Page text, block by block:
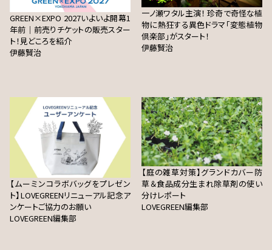
GREEN×EXPO 2027いよいよ開幕1
年前｜前売りチケットの販売スター
ト！見どころを紹介
伊藤賢治
一ノ瀬ワタル主演！ 珍奇で奇怪な植
物に熱狂する異色ドラマ「変態植物
倶楽部」がスタート！
伊藤賢治
【ムーミンコラボバッグをプレゼン
ト】LOVEGREENリニューアル記念ア
ンケートご協力のお願い
LOVEGREEN編集部
【庭の雑草対策】グランドカバー防
草＆食品成分生まれ除草剤の使い
分けレポート
LOVEGREEN編集部